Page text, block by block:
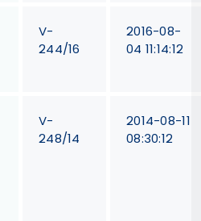
V-
244/16
2016-08-
04 11:14:12
V-
248/14
2014-08-11
08:30:12